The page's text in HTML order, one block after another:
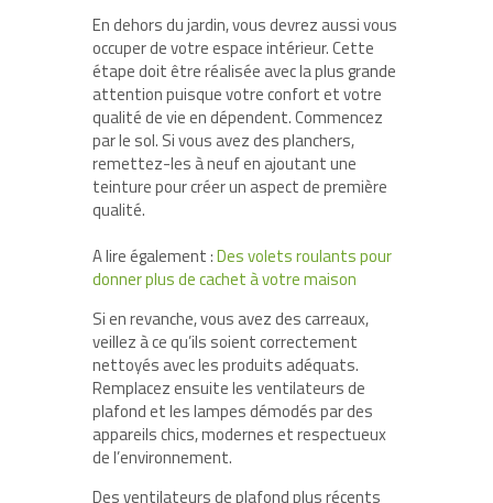
En dehors du jardin, vous devrez aussi vous
occuper de votre espace intérieur. Cette
étape doit être réalisée avec la plus grande
attention puisque votre confort et votre
qualité de vie en dépendent. Commencez
par le sol. Si vous avez des planchers,
remettez-les à neuf en ajoutant une
teinture pour créer un aspect de première
qualité.
A lire également :Des volets roulants pour
donner plus de cachet à votre maison
Si en revanche, vous avez des carreaux,
veillez à ce qu’ils soient correctement
nettoyés avec les produits adéquats.
Remplacez ensuite les ventilateurs de
plafond et les lampes démodés par des
appareils chics, modernes et respectueux
de l’environnement.
Des ventilateurs de plafond plus récents